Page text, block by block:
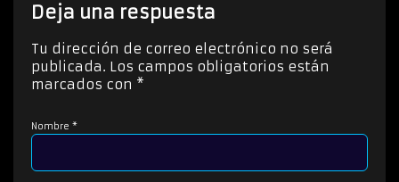
Deja una respuesta
Tu dirección de correo electrónico no será
publicada. Los campos obligatorios están
marcados con *
Nombre *